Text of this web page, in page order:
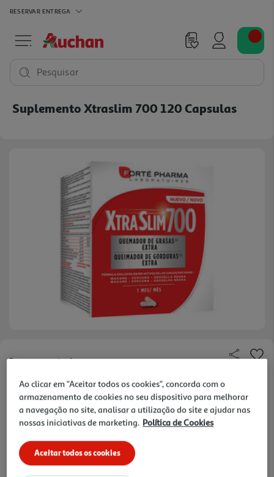
RESERVAR ENTREGA
Pesquisar
Suplemento Xtraslim 700 120 Capsulas
Faça a sua avaliação
0.25 €/un
-38%
Price reduced from
48,82 €to
30,43 €
Ao clicar em "Aceitar todos os cookies", concorda com o
armazenamento de cookies no seu dispositivo para melhorar
a navegação no site, analisar a utilização do site e ajudar nas
nossas iniciativas de marketing. Política de Cookies
Aceitar todos os cookies